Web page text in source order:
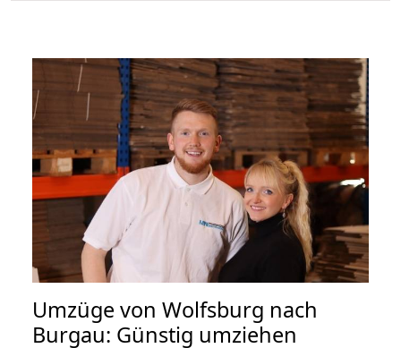
Umzüge von Wolfsburg nach
Burgau: Günstig umziehen